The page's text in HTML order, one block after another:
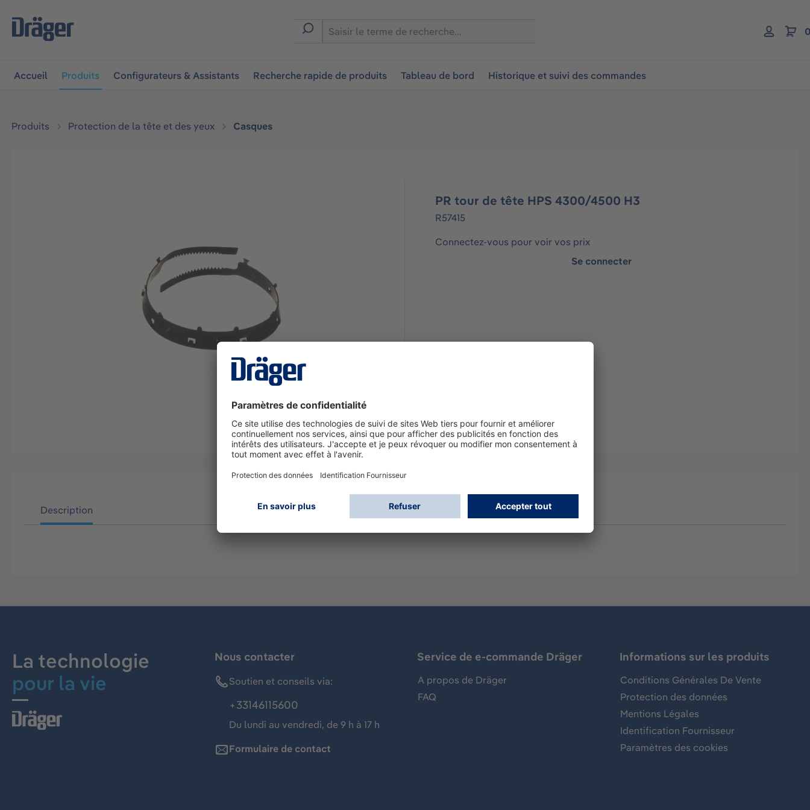
à la navigation principale
Accueil Produits Configurateurs & Assistants Recherche rapide de produits Tableau de bord Historique et suivi des commandes
Produits Protection de la tête et des yeux Casques
PR tour de tête HPS 4300/4500 H3
R57415
Connectez-vous pour voir vos prix
Se connecter
Description
La technologie
pour la vie
Nous contacter
Soutien et conseils via:
+33146115600
Du lundi au vendredi, de 9 h à 17 h
Formulaire de contact
Service de e-commande Dräger
A propos de Dräger
FAQ
Informations sur les produits
Conditions Générales De Vente
Protection des données
Mentions Légales
Identification Fournisseur
Paramètres des cookies